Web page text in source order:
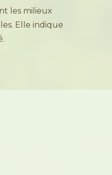
les milieux
Elle indique